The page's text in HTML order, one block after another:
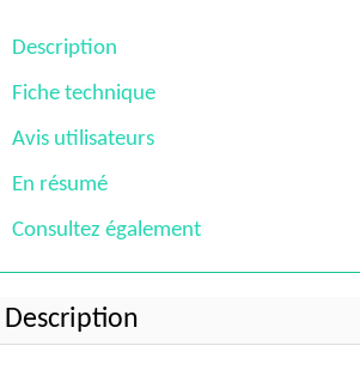
Description
Fiche technique
Avis utilisateurs
En résumé
Consultez également
Description